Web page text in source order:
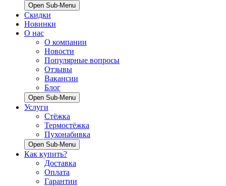
Open Sub-Menu
Скидки
Новинки
О нас
О компании
Новости
Популярные вопросы
Отзывы
Вакансии
Блог
Open Sub-Menu
Услуги
Стёжка
Термостёжка
Пухонабивка
Open Sub-Menu
Как купить?
Доставка
Оплата
Гарантии